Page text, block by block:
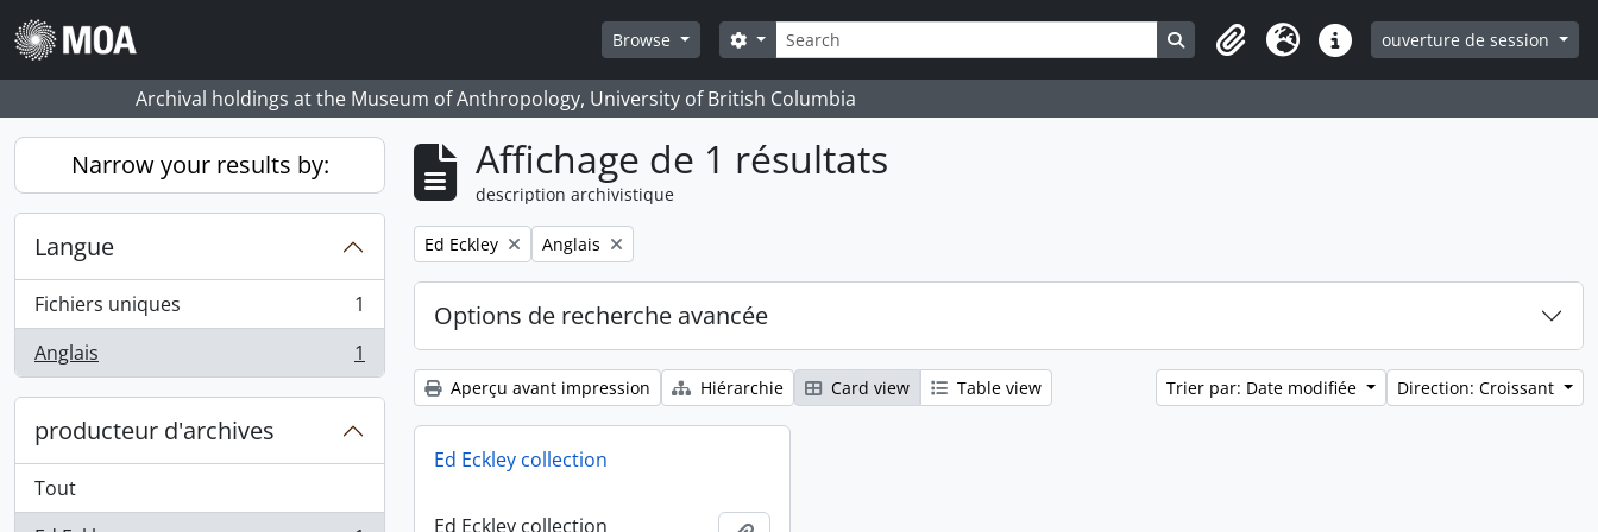
Skip to main content
Browse
Rechercher
Search options Search in browse page
ClipboardLangueLiens rapidesouverture de session
Archival holdings at the Museum of Anthropology, University of British Columbia
Narrow your results by:
Langue
Fichiers uniques
, 1 résultats
1
Anglais
, 1 résultats 1
producteur d'archives
Tout
Affichage de 1 résultats
description archivistique
Remove filter:
Ed Eckley Remove filter:
Anglais
Options de recherche avancée
Aperçu avant impression Hiérarchie Card view Table view Trier par: Date modifiée Direction: Croissant
Ed Eckley collection
Ed Eckley collection